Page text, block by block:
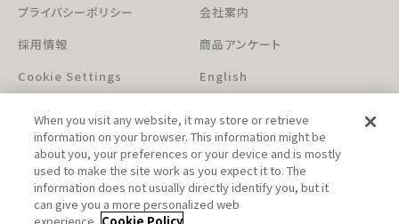
プライバシーポリシー
会社案内
採用情報
商品アンケート
Cookie Settings
English
このホームページに掲載されている著作物の無断利用を禁じます。
When you visit any website, it may store or retrieve
information on your browser. This information might be
about you, your preferences or your device and is mostly
used to make the site work as you expect it to. The
information does not usually directly identify you, but it
can give you a more personalized web